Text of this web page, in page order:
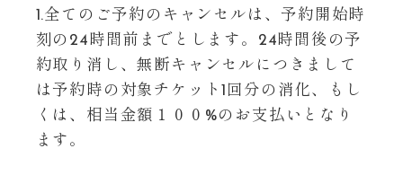
1.全てのご予約のキャンセルは、予約開始時
刻の24時間前までとします。24時間後の予
約取り消し、無断キャンセルにつきまして
は予約時の対象チケット1回分の消化、もし
くは、相当金額１００%のお支払いとなり
ます。